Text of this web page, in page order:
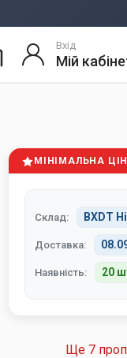
Вхід
Мій
МІНІМАЛЬНА
Склад: BXDT
Доставка:
Наявність: 20